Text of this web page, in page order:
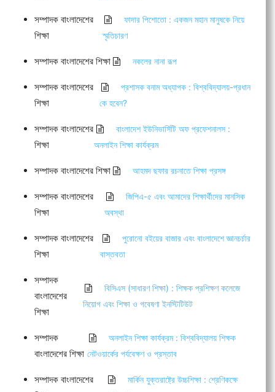
সম্পাদক বাংলাদেশের
শিক্ষা
ফাদার পিশোতো : একজন মহান মানুষকে নিয়ে
স্মৃতিচারণ
সম্পাদক বাংলাদেশের শিক্ষা নকলের নানা রূপ
সম্পাদক বাংলাদেশের
শিক্ষা
প্রশাসক বনাম অধ্যাপক : বিশ্ববিদ্যালয়-প্রধান
কে হবেন?
সম্পাদক বাংলাদেশের
শিক্ষা
বাংলাদেশ ইউনিভার্সিটি অফ প্রফেশনালস :
অনলাইন শিক্ষা কার্যক্রম
সম্পাদক বাংলাদেশের শিক্ষা আহমদ ছফার রচনাতে শিক্ষা প্রসঙ্গ
সম্পাদক বাংলাদেশের
শিক্ষা
জিপিএ-৫ এবং আমাদের শিক্ষার্থীদের মানসিক
অবস্থা
সম্পাদক বাংলাদেশের
শিক্ষা
পুরোনো বইয়ের বাজার এবং বাংলাদেশে জ্ঞানচর্চার
বাস্তবতা
সম্পাদক
বাংলাদেশের
শিক্ষা
বিসিএস (সাধারণ শিক্ষা) : শিক্ষক প্রশিক্ষণ কলেজে
নিয়োগ এবং শিক্ষা ও গবেষণা ইনস্টিটিউট
সম্পাদক
বাংলাদেশের শিক্ষা
অনলাইন শিক্ষা কার্যক্রম : বিশ্ববিদ্যালয় শিক্ষক
নেটওয়ার্কের পর্যবেক্ষণ ও প্রস্তাব
সম্পাদক বাংলাদেশের
মার্কিন যুক্তরাষ্ট্রে উচ্চশিক্ষা : শ্রেণিকক্ষে